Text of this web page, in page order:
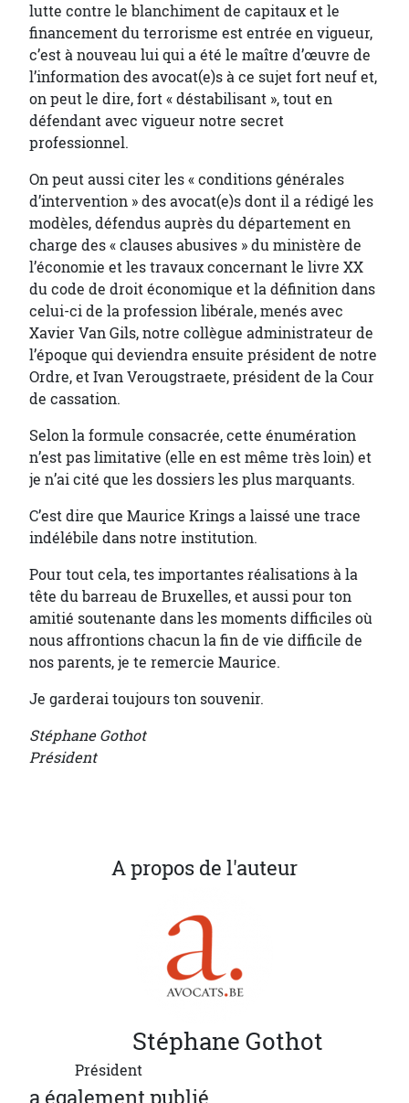
lutte contre le blanchiment de capitaux et le
financement du terrorisme est entrée en vigueur,
c’est à nouveau lui qui a été le maître d’œuvre de
l’information des avocat(e)s à ce sujet fort neuf et,
on peut le dire, fort « déstabilisant », tout en
défendant avec vigueur notre secret
professionnel.
On peut aussi citer les « conditions générales
d’intervention » des avocat(e)s dont il a rédigé les
modèles, défendus auprès du département en
charge des « clauses abusives » du ministère de
l’économie et les travaux concernant le livre XX
du code de droit économique et la définition dans
celui-ci de la profession libérale, menés avec
Xavier Van Gils, notre collègue administrateur de
l’époque qui deviendra ensuite président de notre
Ordre, et Ivan Verougstraete, président de la Cour
de cassation.
Selon la formule consacrée, cette énumération
n’est pas limitative (elle en est même très loin) et
je n’ai cité que les dossiers les plus marquants.
C’est dire que Maurice Krings a laissé une trace
indélébile dans notre institution.
Pour tout cela, tes importantes réalisations à la
tête du barreau de Bruxelles, et aussi pour ton
amitié soutenante dans les moments difficiles où
nous affrontions chacun la fin de vie difficile de
nos parents, je te remercie Maurice.
Je garderai toujours ton souvenir.
Stéphane Gothot
Président
A propos de l'auteur
Stéphane Gothot
Président
a également publié